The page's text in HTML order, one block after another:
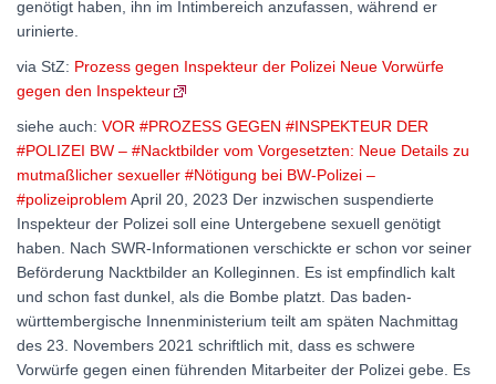
genötigt haben, ihn im Intimbereich anzufassen, während er
urinierte.
via StZ: Prozess gegen Inspekteur der Polizei Neue Vorwürfe
gegen den Inspekteur
siehe auch: VOR #PROZESS GEGEN #INSPEKTEUR DER
#POLIZEI BW – #Nacktbilder vom Vorgesetzten: Neue Details zu
mutmaßlicher sexueller #Nötigung bei BW-Polizei –
#polizeiproblem April 20, 2023 Der inzwischen suspendierte
Inspekteur der Polizei soll eine Untergebene sexuell genötigt
haben. Nach SWR-Informationen verschickte er schon vor seiner
Beförderung Nacktbilder an Kolleginnen. Es ist empfindlich kalt
und schon fast dunkel, als die Bombe platzt. Das baden-
württembergische Innenministerium teilt am späten Nachmittag
des 23. Novembers 2021 schriftlich mit, dass es schwere
Vorwürfe gegen einen führenden Mitarbeiter der Polizei gebe. Es